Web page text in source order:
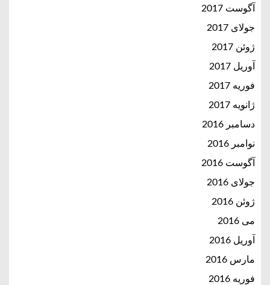
آگوست 2017
جولای 2017
ژوئن 2017
آوریل 2017
فوریه 2017
ژانویه 2017
دسامبر 2016
نوامبر 2016
آگوست 2016
جولای 2016
ژوئن 2016
می 2016
آوریل 2016
مارس 2016
فوریه 2016